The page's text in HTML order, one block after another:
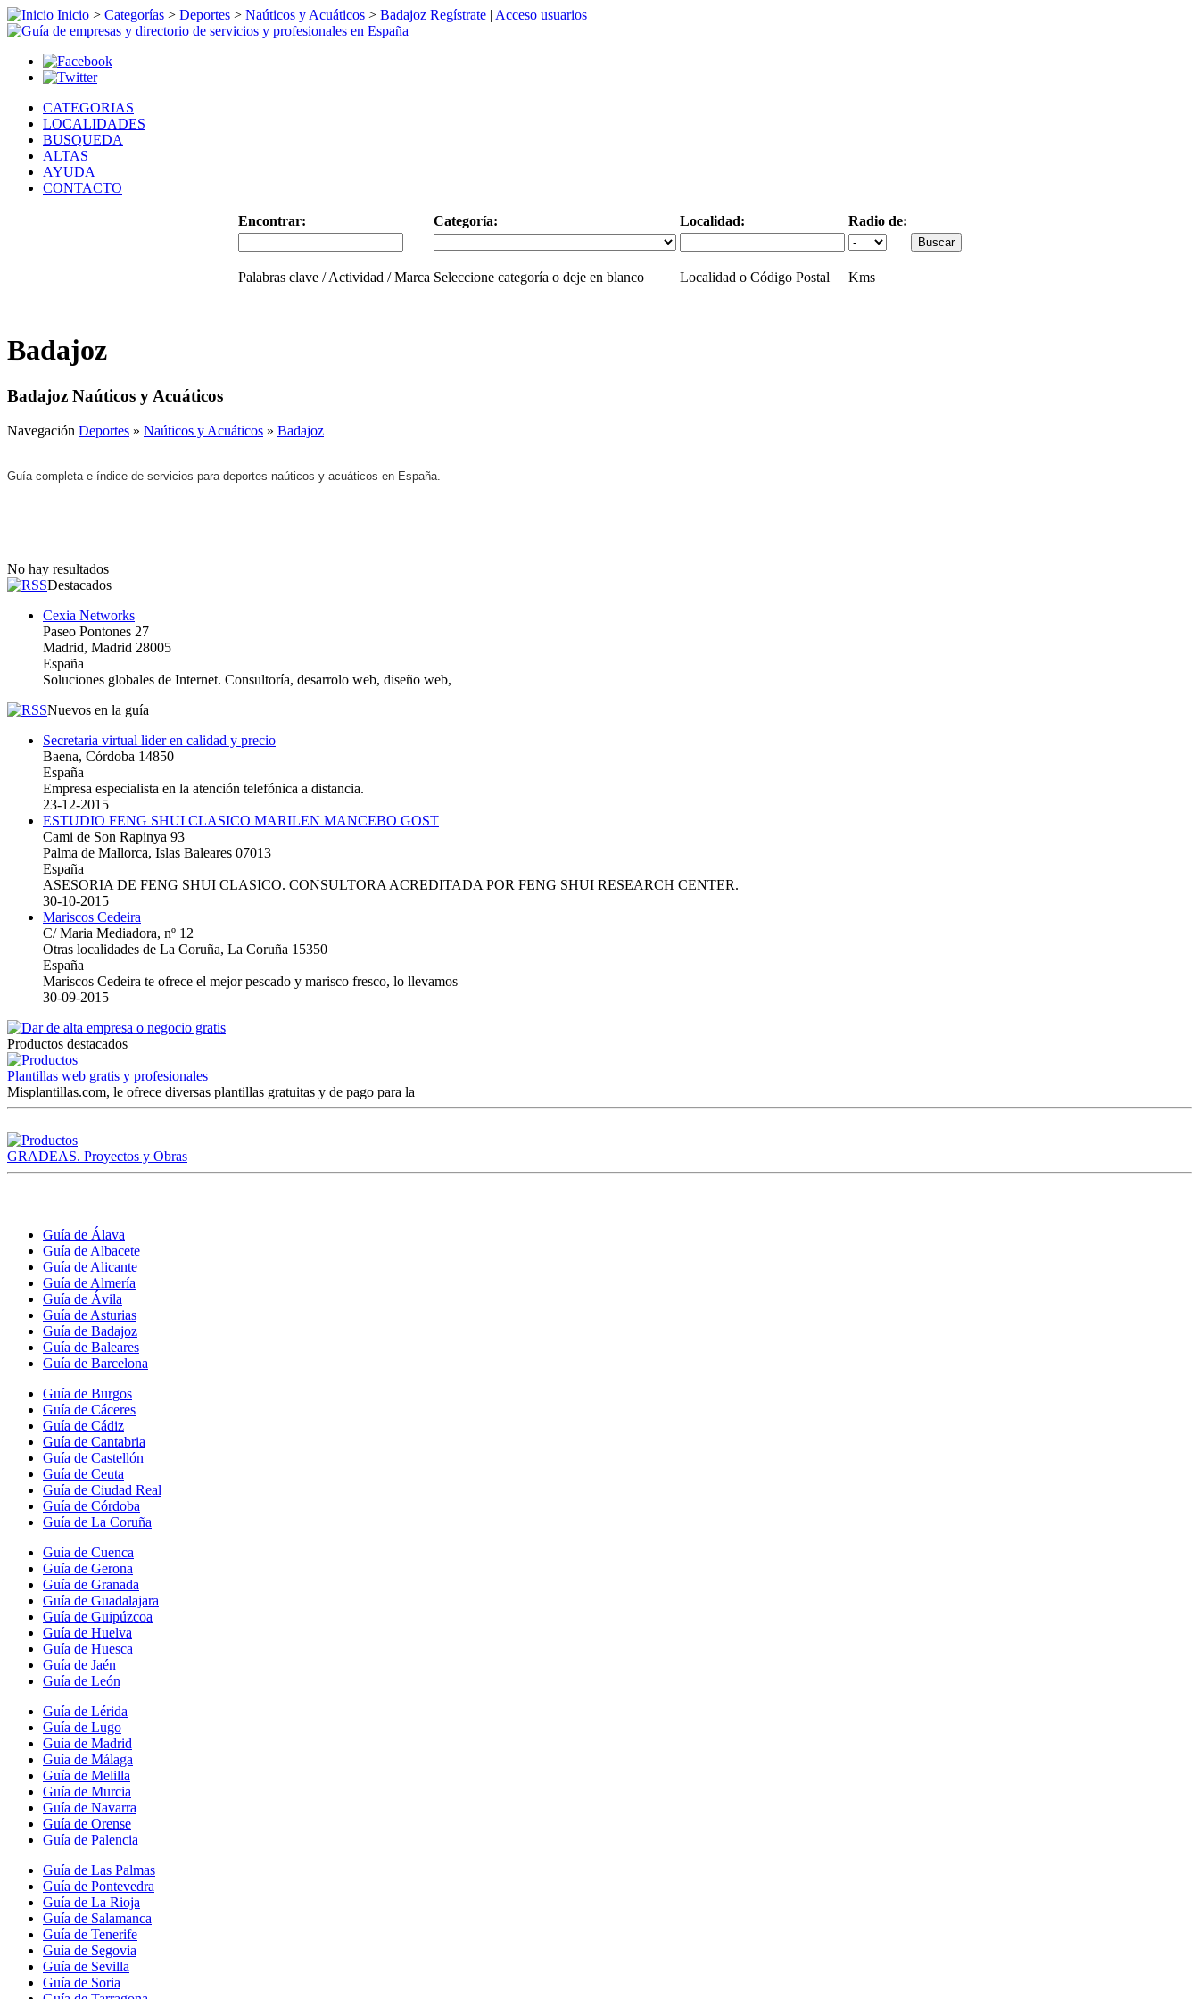
Inicio > Categorías > Deportes > Naúticos y Acuáticos > Badajoz Regístrate | Acceso usuarios
CATEGORIAS
LOCALIDADES
BUSQUEDA
ALTAS
AYUDA
CONTACTO
Encontrar: Categoría: Localidad: Radio de:
Palabras clave / Actividad / Marca Seleccione categoría o deje en blanco Localidad o Código Postal Kms
Badajoz
Badajoz Naúticos y Acuáticos
Navegación Deportes » Naúticos y Acuáticos » Badajoz
Guía completa e índice de servicios para deportes naúticos y acuáticos en España.
No hay resultados
Destacados
Cexia Networks
Paseo Pontones 27
Madrid, Madrid 28005
España
Soluciones globales de Internet. Consultoría, desarrolo web, diseño web,
Nuevos en la guía
Secretaria virtual lider en calidad y precio
Baena, Córdoba 14850
España
Empresa especialista en la atención telefónica a distancia.
23-12-2015
ESTUDIO FENG SHUI CLASICO MARILEN MANCEBO GOST
Cami de Son Rapinya 93
Palma de Mallorca, Islas Baleares 07013
España
ASESORIA DE FENG SHUI CLASICO. CONSULTORA ACREDITADA POR FENG SHUI RESEARCH CENTER.
30-10-2015
Mariscos Cedeira
C/ Maria Mediadora, nº 12
Otras localidades de La Coruña, La Coruña 15350
España
Mariscos Cedeira te ofrece el mejor pescado y marisco fresco, lo llevamos
30-09-2015
Productos destacados
Plantillas web gratis y profesionales
Misplantillas.com, le ofrece diversas plantillas gratuitas y de pago para la
GRADEAS. Proyectos y Obras
Guía de Álava
Guía de Albacete
Guía de Alicante
Guía de Almería
Guía de Ávila
Guía de Asturias
Guía de Badajoz
Guía de Baleares
Guía de Barcelona
Guía de Burgos
Guía de Cáceres
Guía de Cádiz
Guía de Cantabria
Guía de Castellón
Guía de Ceuta
Guía de Ciudad Real
Guía de Córdoba
Guía de La Coruña
Guía de Cuenca
Guía de Gerona
Guía de Granada
Guía de Guadalajara
Guía de Guipúzcoa
Guía de Huelva
Guía de Huesca
Guía de Jaén
Guía de León
Guía de Lérida
Guía de Lugo
Guía de Madrid
Guía de Málaga
Guía de Melilla
Guía de Murcia
Guía de Navarra
Guía de Orense
Guía de Palencia
Guía de Las Palmas
Guía de Pontevedra
Guía de La Rioja
Guía de Salamanca
Guía de Tenerife
Guía de Segovia
Guía de Sevilla
Guía de Soria